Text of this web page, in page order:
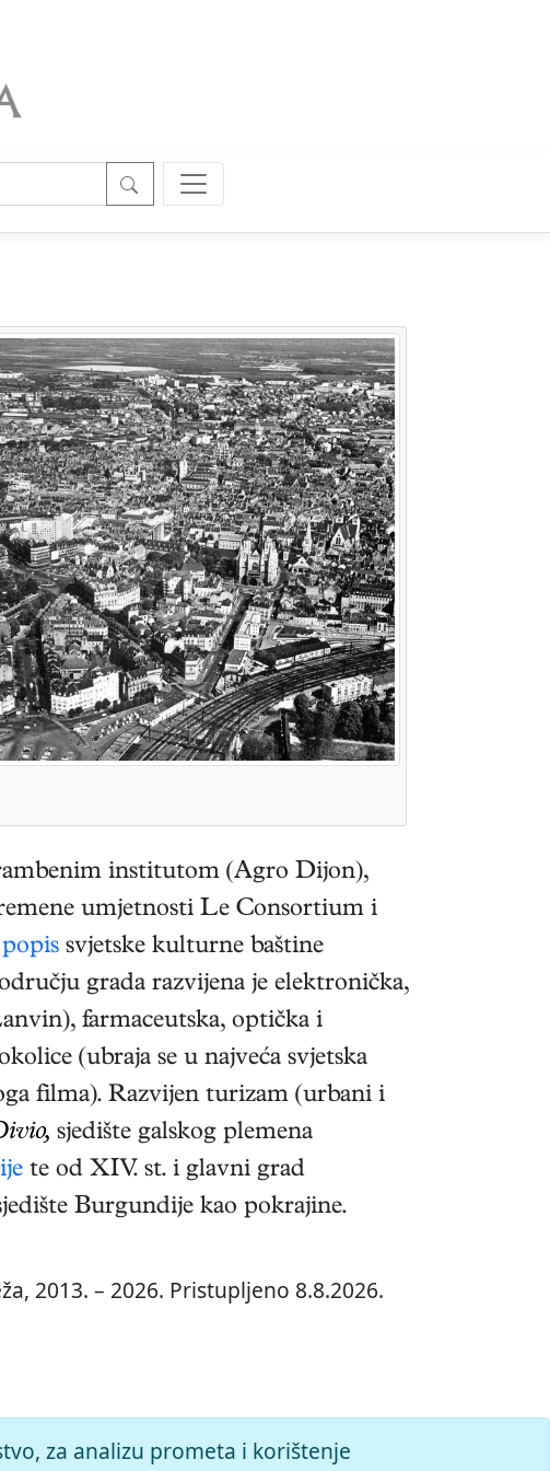
institutom (Agro Dijon),
umjetnosti Le Consortium i
svjetske kulturne baštine
grada razvijena je elektronička,
farmaceutska, optička i
(ubraja se u najveća svjetska
filma). Razvijen turizam (urbani i
sjedište galskog plemena
te od XIV. st. i glavni grad
Burgundije kao pokrajine.
2013. – 2026. Pristupljeno 8.8.2026.
za analizu prometa i korištenje